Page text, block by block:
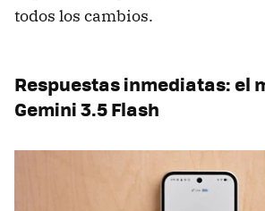
todos los cambios.
Respuestas inmediatas: el
Gemini 3.5 Flash